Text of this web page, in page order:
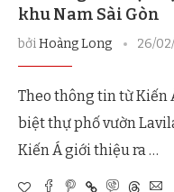
khu Nam Sài Gòn
bởiHoàng Long 26/
Theo thông tin từ Kiến
biệt thự phố vườn
Kiến Á giới thiệu ra …